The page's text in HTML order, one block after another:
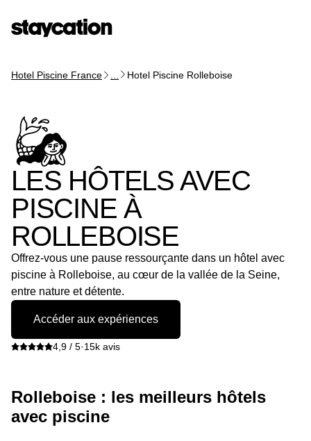
Hotel Piscine France Hotel Piscine Rolleboise
LES HÔTELS AVEC
PISCINE À
ROLLEBOISE
Offrez-vous une pause ressourçante dans un hôtel avec
piscine à Rolleboise, au cœur de la vallée de la Seine,
entre nature et détente.
Accéder aux expériences
4,9 / 5·15k avis
Rolleboise : les meilleurs hôtels
avec piscine